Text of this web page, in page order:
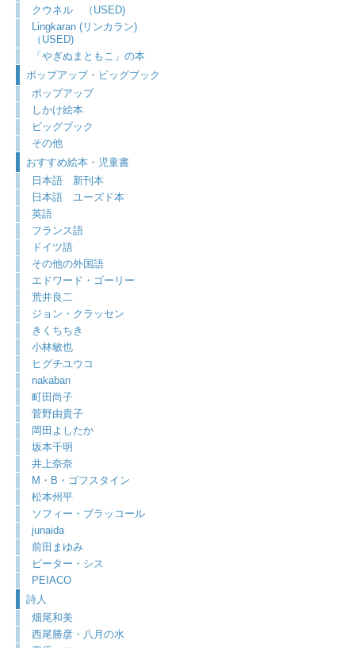
クウネル （USED)
Lingkaran (リンカラン)
（USED)
「やぎぬまともこ」の本
ポップアップ・ビッグブック
ポップアップ
しかけ絵本
ビッグブック
その他
おすすめ絵本・児童書
日本語 新刊本
日本語 ユーズド本
英語
フランス語
ドイツ語
その他の外国語
エドワード・ゴーリー
荒井良二
ジョン・クラッセン
きくちちき
小林敏也
ヒグチユウコ
nakaban
町田尚子
菅野由貴子
岡田よしたか
坂本千明
井上奈奈
M・B・ゴフスタイン
松本州平
ソフィー・ブラッコール
junaida
前田まゆみ
ピーター・シス
PEIACO
詩人
畑尾和美
西尾勝彦・八月の水